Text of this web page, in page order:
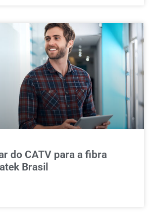
do CATV para a fibra
Brasil